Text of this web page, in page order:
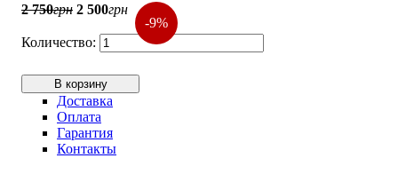
-9%
2 750грн 2 500грн
В корзину
Доставка
Оплата
Гарантия
Контакты